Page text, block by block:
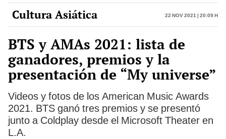
Cultura Asiática 22 Nov 2021 | 20:09 h
BTS y AMAs 2021: lista de
ganadores, premios y la
presentación de “My universe”
Videos y fotos de los American Music Awards
2021. BTS ganó tres premios y se presentó
junto a Coldplay desde el Microsoft Theater en
L.A.